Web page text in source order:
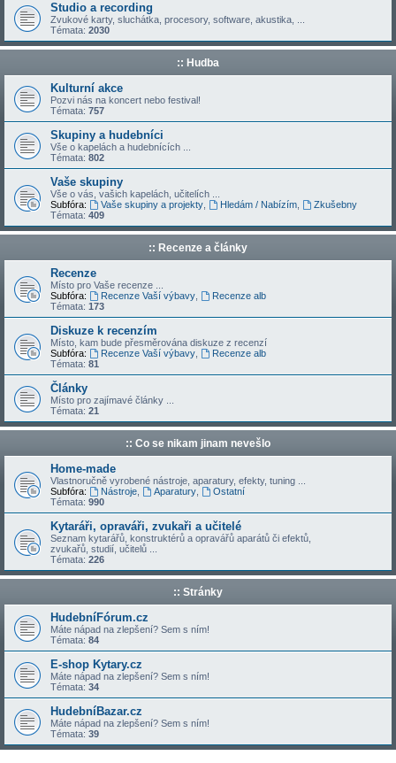
Studio a recording
Zvukové karty, sluchátka, procesory, software, akustika, ...
Témata: 2030
:: Hudba
Kulturní akce
Pozvi nás na koncert nebo festival!
Témata: 757
Skupiny a hudebníci
Vše o kapelách a hudebnících ...
Témata: 802
Vaše skupiny
Vše o vás, vašich kapelách, učitelích ...
Subfóra:
Vaše skupiny a projekty, Hledám / Nabízím,
Zkušebny
Témata: 409
:: Recenze a články
Recenze
Místo pro Vaše recenze ...
Subfóra:
Recenze Vaší výbavy,
Recenze alb
Témata: 173
Diskuze k recenzím
Místo, kam bude přesměrována diskuze z recenzí
Subfóra:
Recenze Vaší výbavy,
Recenze alb
Témata: 81
Články
Místo pro zajímavé články ...
Témata: 21
:: Co se nikam jinam nevešlo
Home-made
Vlastnoručně vyrobené nástroje, aparatury, efekty, tuning ...
Subfóra:
Nástroje, Aparatury,
Ostatní
Témata: 990
Kytaráři, opraváři, zvukaři a učitelé
Seznam kytarářů, konstruktérů a opravářů aparátů či efektů,
zvukařů, studií, učitelů ...
Témata: 226
:: Stránky
HudebníFórum.cz
Máte nápad na zlepšení? Sem s ním!
Témata: 84
E-shop Kytary.cz
Máte nápad na zlepšení? Sem s ním!
Témata: 34
HudebníBazar.cz
Máte nápad na zlepšení? Sem s ním!
Témata: 39